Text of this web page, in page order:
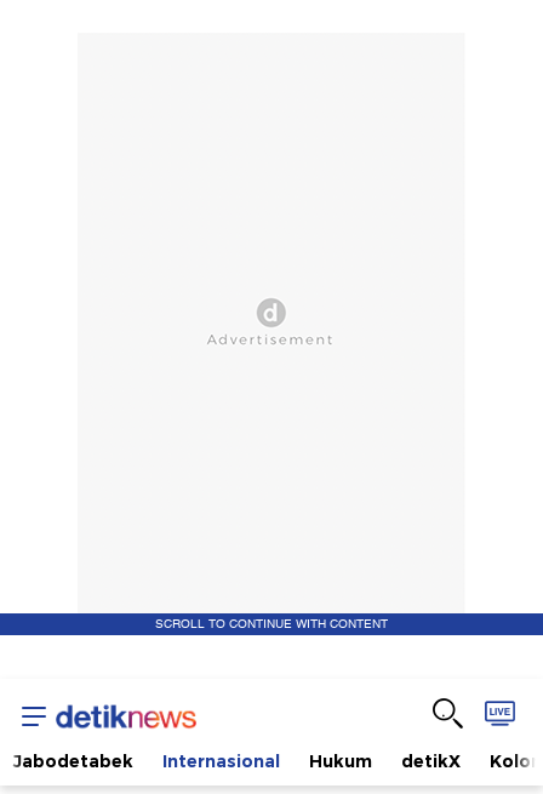
SCROLL TO CONTINUE WITH CONTENT
Jabodetabek Internasional Hukum detikX